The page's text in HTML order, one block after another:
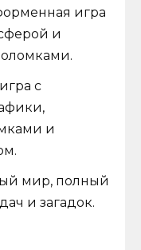
игра
и
с
и
мир, полный
и загадок.